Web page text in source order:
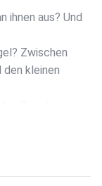
ihnen aus? Und
Zwischen
den kleinen
Orientierung